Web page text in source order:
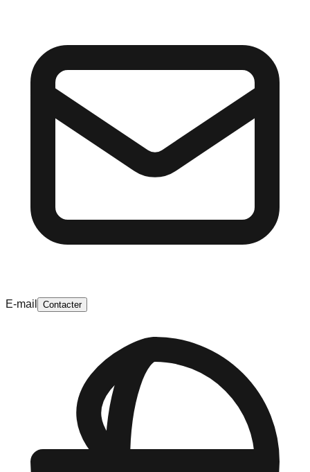
E-mail Contacter